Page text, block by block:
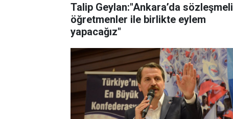
Talip Geylan:"Ankara’da sözleşmeli
öğretmenler ile birlikte eylem
yapacağız"